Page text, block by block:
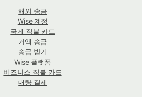
해외 송금
Wise 계정
국제 직불 카드
거액 송금
송금 받기
Wise 플랫폼
비즈니스 직불 카드
대량 결제